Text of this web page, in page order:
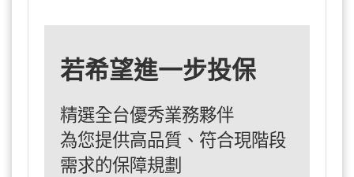
若希望進一步投保
精選全台優秀業務夥伴
為您提供高品質、符合現階段
需求的保障規劃